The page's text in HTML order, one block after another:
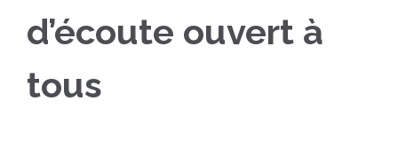
d’écoute ouvert à
tous